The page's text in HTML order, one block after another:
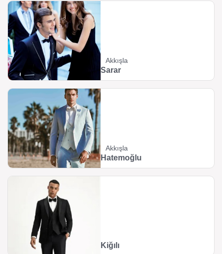
Akkışla
Sarar
Akkışla
Hatemoğlu
Kiğılı